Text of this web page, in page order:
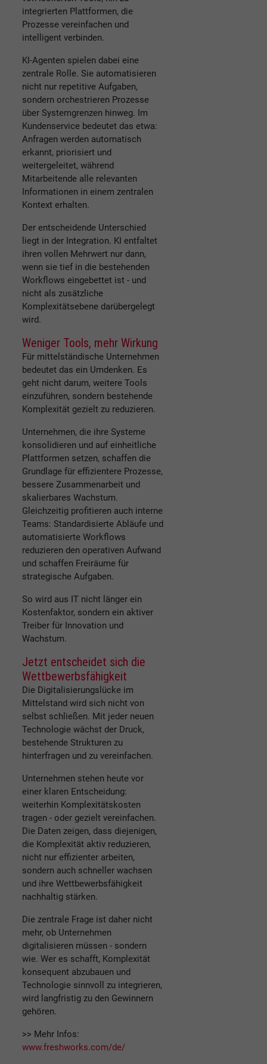
integrierten Plattformen, die
Prozesse vereinfachen und
intelligent verbinden.
KI-Agenten spielen dabei eine
zentrale Rolle. Sie automatisieren
nicht nur repetitive Aufgaben,
sondern orchestrieren Prozesse
über Systemgrenzen hinweg. Im
Kundenservice bedeutet das etwa:
Anfragen werden automatisch
erkannt, priorisiert und
weitergeleitet, während
Mitarbeitende alle relevanten
Informationen in einem zentralen
Kontext erhalten.
Der entscheidende Unterschied
liegt in der Integration. KI entfaltet
ihren vollen Mehrwert nur dann,
wenn sie tief in die bestehenden
Workflows eingebettet ist - und
nicht als zusätzliche
Komplexitätsebene darübergelegt
wird.
Weniger Tools, mehr Wirkung
Für mittelständische Unternehmen
bedeutet das ein Umdenken. Es
geht nicht darum, weitere Tools
einzuführen, sondern bestehende
Komplexität gezielt zu reduzieren.
Unternehmen, die ihre Systeme
konsolidieren und auf einheitliche
Plattformen setzen, schaffen die
Grundlage für effizientere Prozesse,
bessere Zusammenarbeit und
skalierbares Wachstum.
Gleichzeitig profitieren auch interne
Teams: Standardisierte Abläufe und
automatisierte Workflows
reduzieren den operativen Aufwand
und schaffen Freiräume für
strategische Aufgaben.
So wird aus IT nicht länger ein
Kostenfaktor, sondern ein aktiver
Treiber für Innovation und
Wachstum.
Jetzt entscheidet sich die
Wettbewerbsfähigkeit
Die Digitalisierungslücke im
Mittelstand wird sich nicht von
selbst schließen. Mit jeder neuen
Technologie wächst der Druck,
bestehende Strukturen zu
hinterfragen und zu vereinfachen.
Unternehmen stehen heute vor
einer klaren Entscheidung:
weiterhin Komplexitätskosten
tragen - oder gezielt vereinfachen.
Die Daten zeigen, dass diejenigen,
die Komplexität aktiv reduzieren,
nicht nur effizienter arbeiten,
sondern auch schneller wachsen
und ihre Wettbewerbsfähigkeit
nachhaltig stärken.
Die zentrale Frage ist daher nicht
mehr, ob Unternehmen
digitalisieren müssen - sondern
wie. Wer es schafft, Komplexität
konsequent abzubauen und
Technologie sinnvoll zu integrieren,
wird langfristig zu den Gewinnern
gehören.
>> Mehr Infos:
www.freshworks.com/de/